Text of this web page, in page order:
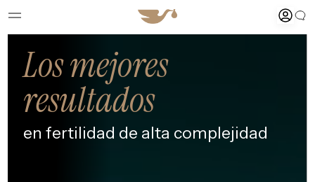
Los mejores
resultados
en fertilidad de alta complejidad